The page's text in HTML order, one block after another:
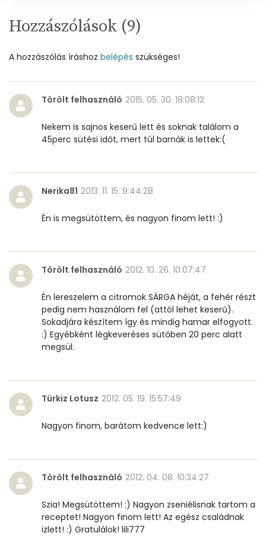
Tiamin - B1 vitamin:
Riboflavin - B2 vitamin:
Niacin - B3 vitamin:
1 mg
Pantoténsav - B5 vitamin:
0 mg
Folsav - B9-vitamin:
42 micro
β-crypt
14 micro
Likopin
0 micro
Összesen
Hozzászólások (9)
A hozzászólás íráshoz belépés szükséges!
Törölt felhasználó 2015. 05. 30. 18:08:12
Nekem is sajnos keserű lett és soknak találom a
45perc sütési időt, mert túl barnák is lettek:(
Nerika81 2013. 11. 15. 9:44:28
Én is megsütöttem, és nagyon finom lett! :)
Törölt felhasználó 2012. 10. 26. 10:07:47
Én lereszelem a citromok SÁRGA héját, a fehér részt
pedig nem használom fel (attól lehet keserű).
Sokadjára készítem így és mindig hamar elfogyott.
:) Egyébként légkeveréses sütőben 20 perc alatt
megsül.
Türkiz Lotusz 2012. 05. 19. 15:57:49
Nagyon finom, barátom kedvence lett:)
Törölt felhasználó 2012. 04. 08. 10:34:27
Szia! Megsütöttem! :) Nagyon zseniélisnak tartom a
receptet! Nagyon finom lett! Az egész családnak
izlett! :) Gratulálok! lili777